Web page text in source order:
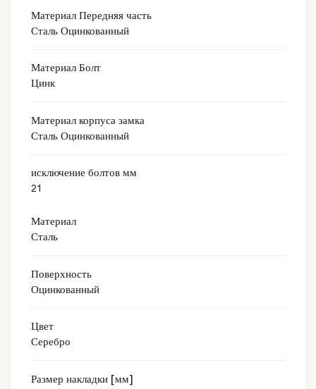
Материал Передняя часть
Сталь Оцинкованный
Материал Болт
Цинк
Материал корпуса замка
Сталь Оцинкованный
исключение болтов мм
21
Материал
Сталь
Поверхность
Оцинкованный
Цвет
Серебро
Размер накладки [мм]